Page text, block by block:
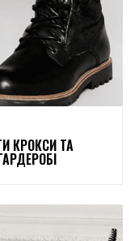
КРОКСИ ТА